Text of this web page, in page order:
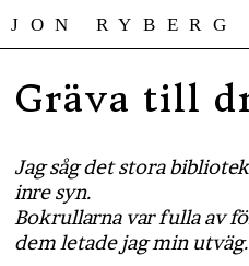
JON RYBERG
Gräva till
Jag såg det stora
inre syn.
​​​​​​​Bokrullarna var fulla av
dem letade jag min utväg.